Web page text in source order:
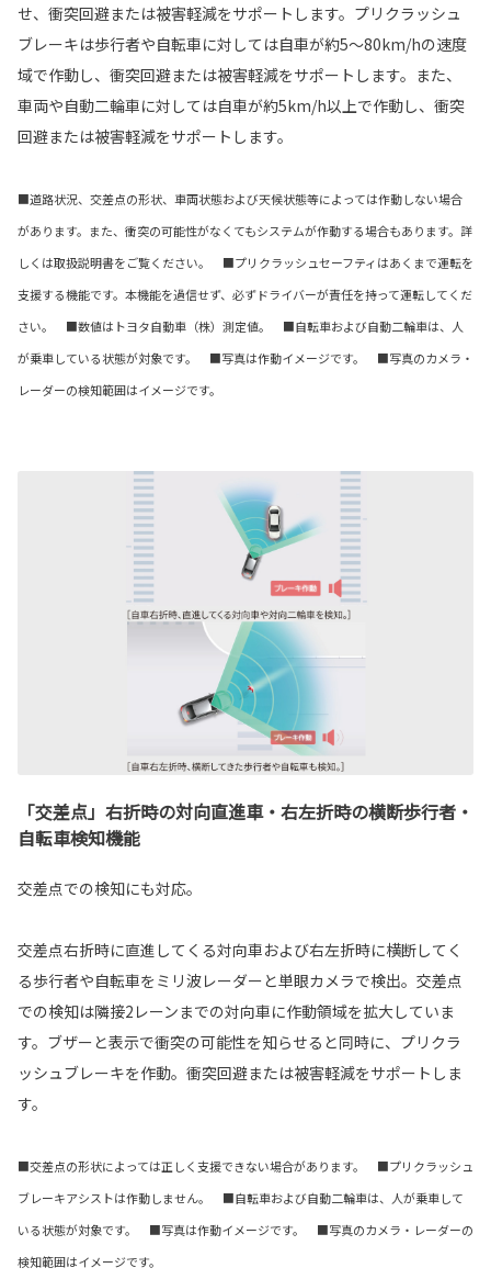
せ、衝突回避または被害軽減をサポートします。プリクラッシュ
ブレーキは歩行者や自転車に対しては自車が約5〜80km/hの速度
域で作動し、衝突回避または被害軽減をサポートします。また、
車両や自動二輪車に対しては自車が約5km/h以上で作動し、衝突
回避または被害軽減をサポートします。
■道路状況、交差点の形状、車両状態および天候状態等によっては作動しない場合
があります。また、衝突の可能性がなくてもシステムが作動する場合もあります。詳
しくは取扱説明書をご覧ください。 ■プリクラッシュセーフティはあくまで運転を
支援する機能です。本機能を過信せず、必ずドライバーが責任を持って運転してくだ
さい。 ■数値はトヨタ自動車（株）測定値。 ■自転車および自動二輪車は、人
が乗車している状態が対象です。 ■写真は作動イメージです。 ■写真のカメラ・
レーダーの検知範囲はイメージです。
「交差点」右折時の対向直進車・右左折時の横断歩行者・
自転車検知機能
交差点での検知にも対応。
交差点右折時に直進してくる対向車および右左折時に横断してく
る歩行者や自転車をミリ波レーダーと単眼カメラで検出。交差点
での検知は隣接2レーンまでの対向車に作動領域を拡大していま
す。ブザーと表示で衝突の可能性を知らせると同時に、プリクラ
ッシュブレーキを作動。衝突回避または被害軽減をサポートしま
す。
■交差点の形状によっては正しく支援できない場合があります。 ■プリクラッシュ
ブレーキアシストは作動しません。 ■自転車および自動二輪車は、人が乗車して
いる状態が対象です。 ■写真は作動イメージです。 ■写真のカメラ・レーダーの
検知範囲はイメージです。